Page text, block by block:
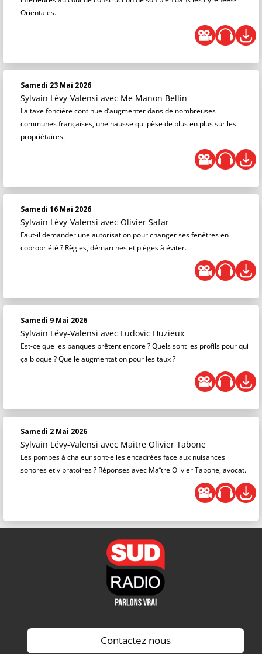
Orientales.
Samedi 23 Mai 2026
Sylvain Lévy-Valensi avec Me Manon Bellin
La taxe foncière continue d’augmenter dans de nombreuses
communes françaises, une hausse qui pèse de plus en plus sur les
propriétaires.
Samedi 16 Mai 2026
Sylvain Lévy-Valensi avec Olivier Safar
Faut-il demander une autorisation pour changer ses fenêtres en
copropriété ? Règles, démarches et pièges à éviter.
Samedi 9 Mai 2026
Sylvain Lévy-Valensi avec Ludovic Huzieux
Est-ce que les banques prêtent encore ? Quels sont les profils pour qui
ça bloque ? Quelle augmentation pour les taux ?
Samedi 2 Mai 2026
Sylvain Lévy-Valensi avec Maitre Olivier Tabone
Les pompes à chaleur sont-elles encadrées face aux nuisances
sonores et vibratoires ? Réponses avec Maître Olivier Tabone, avocat.
Contactez nous